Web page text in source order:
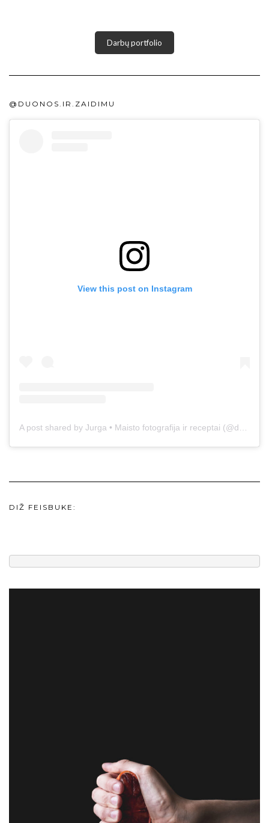
Darbų portfolio
@DUONOS.IR.ZAIDIMU
View this post on Instagram
DIŽ FEISBUKE: